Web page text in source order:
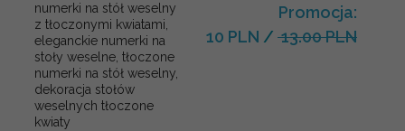
numerki na stół weselny
z tłoczonymi kwiatami,
eleganckie numerki na
stoły weselne, tłoczone
numerki na stół weselny,
dekoracja stołów
weselnych tłoczone
kwiaty
Promocja:
10 PLN / 13.00 PLN